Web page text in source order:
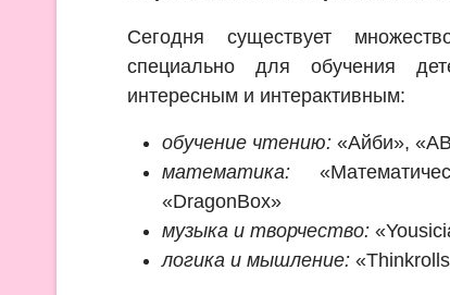
Сегодня существует
специально для обучения
интересным и интерактивным:
обучение чтению: «Айби»,
математика:
«DragonBox»
музыка и творчество:
логика и мышление: